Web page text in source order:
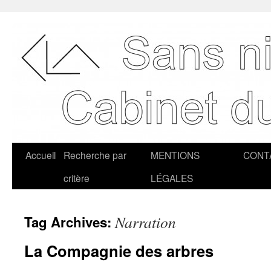
Accueil
Recherche par
critère
MENTIONS
LÉGALES
Tag Archives: Narration
La Compagnie des arbres